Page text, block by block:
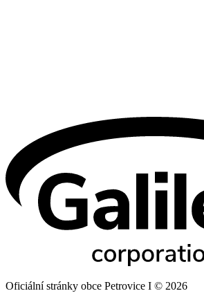
Oficiální stránky obce Petrovice I © 2026